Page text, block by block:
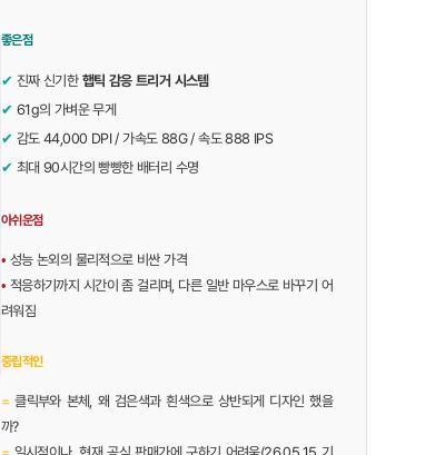
좋은점
✔ 진짜 신기한 햅틱 감응 트리거 시스템
✔ 61g의 가벼운 무게
✔ 감도 44,000 DPI / 가속도 88G / 속도 888 IPS
✔ 최대 90시간의 빵빵한 배터리 수명
아쉬운점
• 성능 논외의 물리적으로 비싼 가격
• 적응하기까지 시간이 좀 걸리며, 다른 일반 마우스로 바꾸기 어
려워짐
중립적인
= 클릭부와 본체, 왜 검은색과 흰색으로 상반되게 디자인 했을
까?